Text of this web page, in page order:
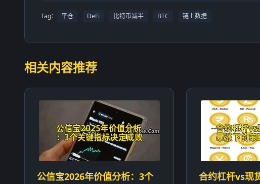
Tag： 平仓 DeFi 比特币减半 BTC 链上数据
相关内容推荐
公信宝2026年价值分析：3个
合约杠杆vs现